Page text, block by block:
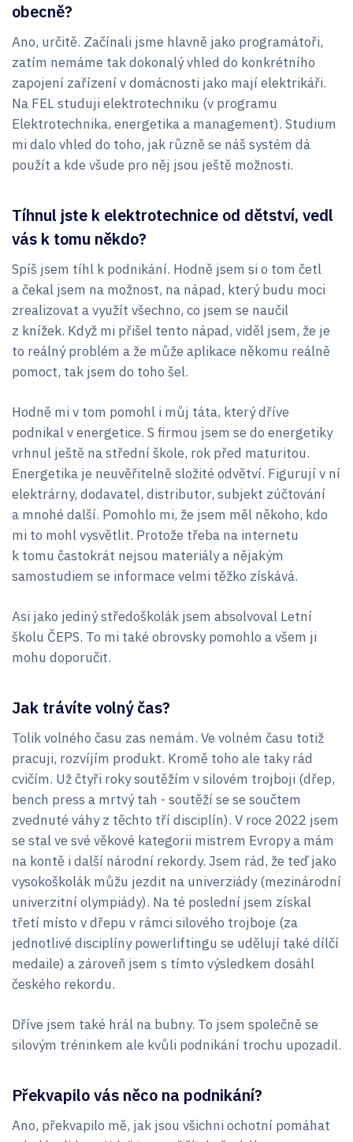
obecně?
Ano, určitě. Začínali jsme hlavně jako programátoři,
zatím nemáme tak dokonalý vhled do konkrétního
zapojení zařízení v domácnosti jako mají elektrikáři.
Na FEL studuji elektrotechniku (v programu
Elektrotechnika, energetika a management). Studium
mi dalo vhled do toho, jak různě se náš systém dá
použít a kde všude pro něj jsou ještě možnosti.
Tíhnul jste k elektrotechnice od dětství, vedl
vás k tomu někdo?
Spíš jsem tíhl k podnikání. Hodně jsem si o tom četl
a čekal jsem na možnost, na nápad, který budu moci
zrealizovat a využít všechno, co jsem se naučil
z knížek. Když mi přišel tento nápad, viděl jsem, že je
to reálný problém a že může aplikace někomu reálně
pomoct, tak jsem do toho šel.
Hodně mi v tom pomohl i můj táta, který dříve
podnikal v energetice. S firmou jsem se do energetiky
vrhnul ještě na střední škole, rok před maturitou.
Energetika je neuvěřitelně složité odvětví. Figurují v ní
elektrárny, dodavatel, distributor, subjekt zúčtování
a mnohé další. Pomohlo mi, že jsem měl někoho, kdo
mi to mohl vysvětlit. Protože třeba na internetu
k tomu častokrát nejsou materiály a nějakým
samostudiem se informace velmi těžko získává.
Asi jako jediný středoškolák jsem absolvoval Letní
školu ČEPS. To mi také obrovsky pomohlo a všem ji
mohu doporučit.
Jak trávíte volný čas?
Tolik volného času zas nemám. Ve volném času totiž
pracuji, rozvíjím produkt. Kromě toho ale taky rád
cvičím. Už čtyři roky soutěžím v silovém trojboji (dřep,
bench press a mrtvý tah - soutěží se se součtem
zvednuté váhy z těchto tří disciplín). V roce 2022 jsem
se stal ve své věkové kategorii mistrem Evropy a mám
na kontě i další národní rekordy. Jsem rád, že teď jako
vysokoškolák můžu jezdit na univerziády (mezinárodní
univerzitní olympiády). Na té poslední jsem získal
třetí místo v dřepu v rámci silového trojboje (za
jednotlivé disciplíny powerliftingu se udělují také dílčí
medaile) a zároveň jsem s tímto výsledkem dosáhl
českého rekordu.
Dříve jsem také hrál na bubny. To jsem společně se
silovým tréninkem ale kvůli podnikání trochu upozadil.
Překvapilo vás něco na podnikání?
Ano, překvapilo mě, jak jsou všichni ochotní pomáhat